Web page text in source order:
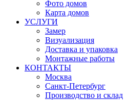
Фото домов
Карта домов
УСЛУГИ
Замер
Визуализация
Доставка и упаковка
Монтажные работы
КОНТАКТЫ
Москва
Санкт-Петербург
Производство и склад